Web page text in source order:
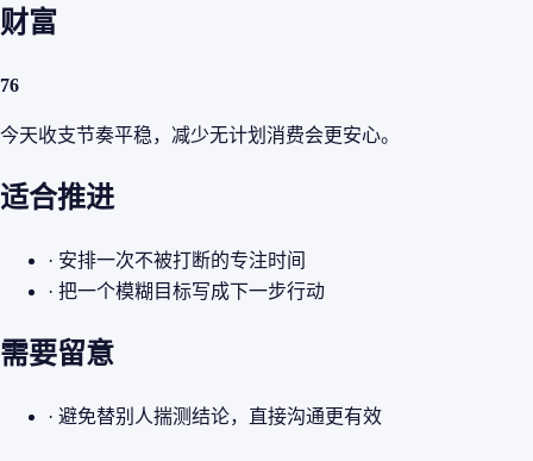
财富
76
今天收支节奏平稳，减少无计划消费会更安心。
适合推进
· 安排一次不被打断的专注时间
· 把一个模糊目标写成下一步行动
需要留意
· 避免替别人揣测结论，直接沟通更有效